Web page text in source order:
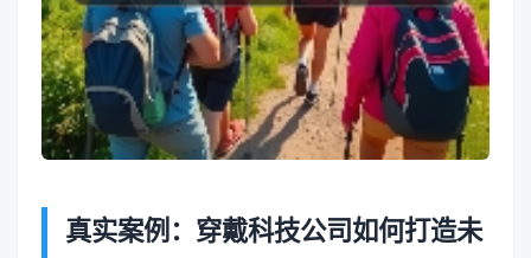
真实案例：穿戴科技公司如何打造未